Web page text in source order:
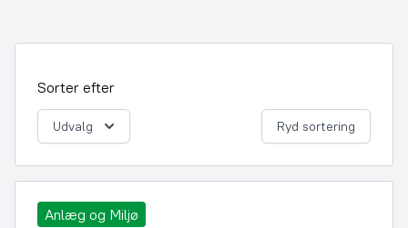
Sorter efter
Udvalg Ryd sortering
Anlæg og Miljø